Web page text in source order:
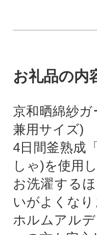
お礼品の内
京和晒綿紗
兼用サイズ)
4日間釜熟成
しゃ)を使用
お洗濯する
いがよくなり
ホルムアル